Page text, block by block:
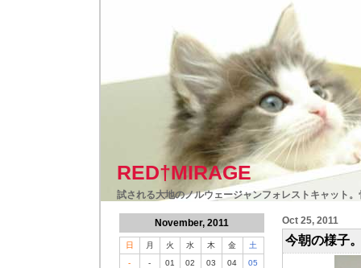
RED†MIRAGE
試される大地のノルウェージャンフォレストキャット
November, 2011
日 月 火 水 木 金
土
-
- 01 02 03 04
05
Oct 25, 2011
今朝の様子